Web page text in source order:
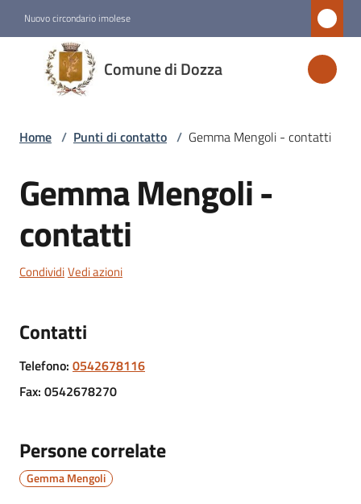
Nuovo circondario imolese
Comune di Dozza
Comune
di
Dozza
Dozza
on-
line
Home / Punti di contatto / Gemma Mengoli - contatti
Salta al contenuto
Gemma Mengoli -
contatti
CondividiVedi azioni
Contatti
Telefono: 0542678116
Fax: 0542678270
Persone correlate
Gemma Mengoli